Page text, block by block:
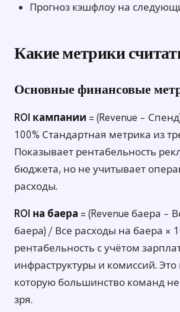
Прогноз кэшфлоу на
Какие метрики
Основные финансовые
ROI кампании = (Revenue −
100% Стандартная метрика из
Показывает рентабельность
бюджета, но не учитывает
расходы.
ROI на баера = (Revenue баера −
баера) / Все расходы на баера ×
рентабельность с учётом
инфраструктуры и комиссий.
которую большинство команд
зря.